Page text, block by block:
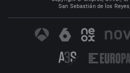
San Sebastián de los